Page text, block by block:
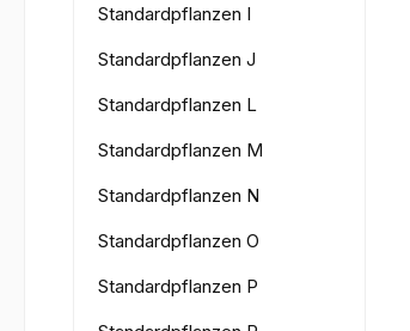
Standardpflanzen I
Standardpflanzen J
Standardpflanzen L
Standardpflanzen M
Standardpflanzen N
Standardpflanzen O
Standardpflanzen P